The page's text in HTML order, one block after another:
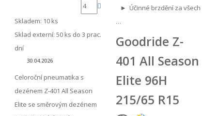
Skladem: 10 ks
Sklad externí: 50 ks do 3 prac.
dní
30.04.2026
Celoroční pneumatika s
dezénem Z-401 All Season
Elite se směrovým dezénem
► Účinné brzdění za všech
…
Goodride Z-
401 All Season
Elite 96H
215/65 R15